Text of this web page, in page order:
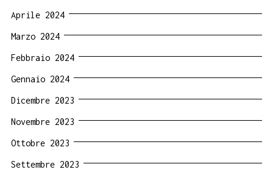
Aprile 2024
Marzo 2024
Febbraio 2024
Gennaio 2024
Dicembre 2023
Novembre 2023
Ottobre 2023
Settembre 2023